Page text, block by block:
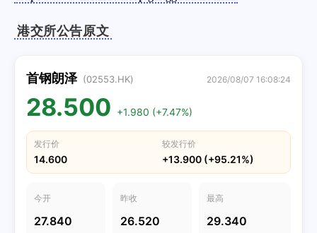
港交所公告原文
首钢朗泽 (02553.HK) 2026/08/07 16:08:24
28.500 +1.980 (+7.47%)
发行价
14.600
较发行价
+13.900 (+95.21%)
今开
27.840
昨收
26.520
最高
29.340